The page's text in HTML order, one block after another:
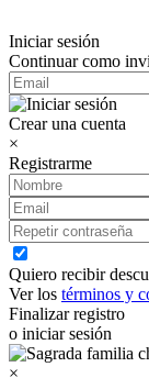
Iniciar sesión
Continuar como
Crear una cuenta
×
Registrarme
Quiero recibir
Ver los términos y
Finalizar registro
o iniciar sesión
×